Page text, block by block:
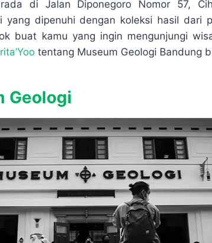
di Jalan Diponegoro Nomor 57,
yang dipenuhi dengan koleksi hasil dari
buat kamu yang ingin mengunjungi
tentang Museum Geologi Bandung
Geologi